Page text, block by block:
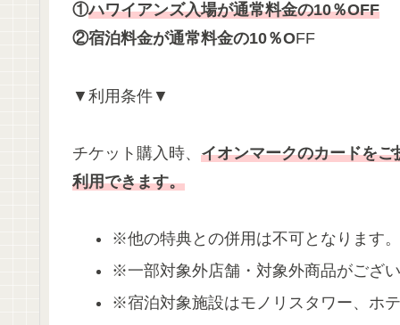
①ハワイアンズ入場が通常料金の10％OFF
②宿泊料金が通常料金の10％OFF
▼利用条件▼
チケット購入時、 イオンマークのカードをご
利用できます。
※他の特典との併用は不可となります。
※一部対象外店舗・対象外商品がござ
※宿泊対象施設はモノリスタワー、ホ